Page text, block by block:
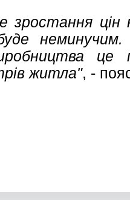
зростання
житла", -